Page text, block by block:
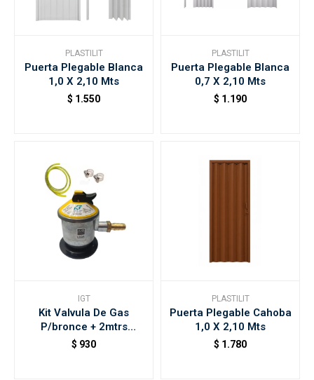
PLASTILIT
Puerta Plegable Blanca
1,0 X 2,10 Mts
$ 1.550
PLASTILIT
Puerta Plegable Blanca
0,7 X 2,10 Mts
$ 1.190
IGT
Kit Valvula De Gas
P/bronce + 2mtrs
Manguera + 2
$ 930
PLASTILIT
Puerta Plegable Cahoba
1,0 X 2,10 Mts
$ 1.780